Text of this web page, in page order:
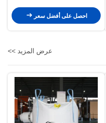
احصل على أفضل سعر
عرض المزيد >>